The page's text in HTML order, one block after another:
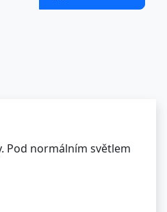
Pod normálním světlem